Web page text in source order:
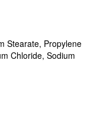
Stearate, Propylene
Chloride, Sodium